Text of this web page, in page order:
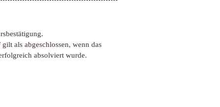
als abgeschlossen, wenn das
absolviert wurde.